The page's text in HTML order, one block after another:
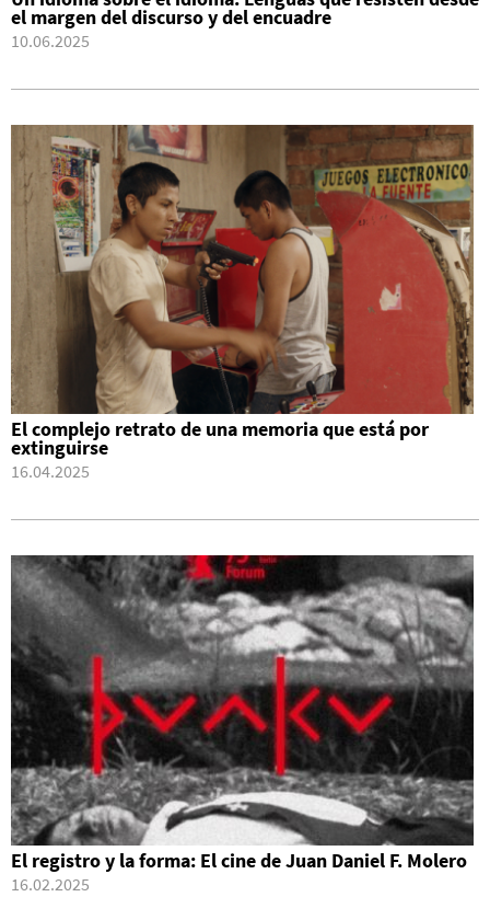
el margen del discurso y del encuadre
10.06.2025
El complejo retrato de una memoria que está por
extinguirse
16.04.2025
El registro y la forma: El cine de Juan Daniel F. Molero
16.02.2025